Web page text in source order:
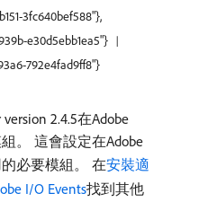
3fc640bef588"},
e30d5ebb1ea5"}
792e4fad9ff8"}
2.4.5在Adobe
。 這會設定在Adobe
必要模組。 在安裝適
I/O Events找到其他